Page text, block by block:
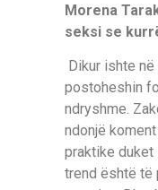
Morena
seksi se
Dikur ishte në
postoheshin
ndryshme.
ndonjë
praktike duket
trend është të